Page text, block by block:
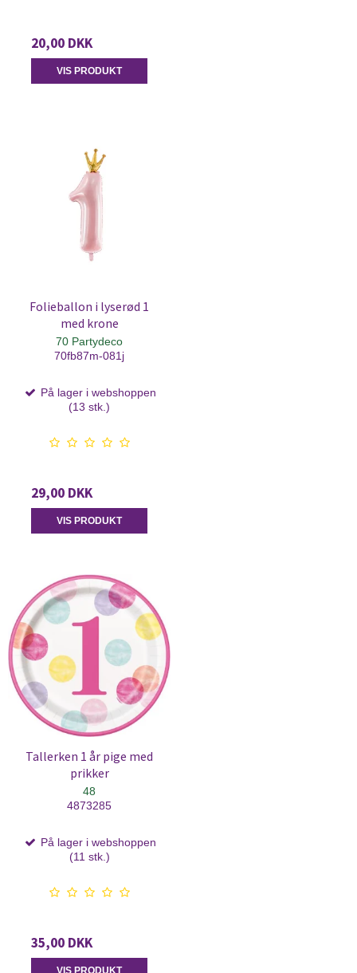
20,00 DKK
VIS PRODUKT
Folieballon i lyserød 1
med krone
70 Partydeco
70fb87m-081j
På lager i webshoppen
(13 stk.)
29,00 DKK
VIS PRODUKT
Tallerken 1 år pige med
prikker
48
4873285
På lager i webshoppen
(11 stk.)
35,00 DKK
VIS PRODUKT